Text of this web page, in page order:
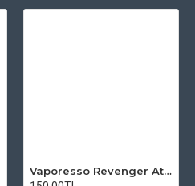
Vaporesso Revenger Atomizer Camı